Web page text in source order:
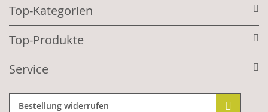
Top-Kategorien
Top-Produkte
Service
Bestellung widerrufen